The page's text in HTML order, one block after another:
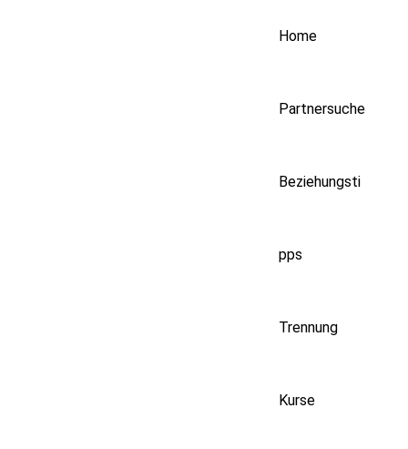
Home
Partnersuche
Beziehungsti
pps
Trennung
Kurse